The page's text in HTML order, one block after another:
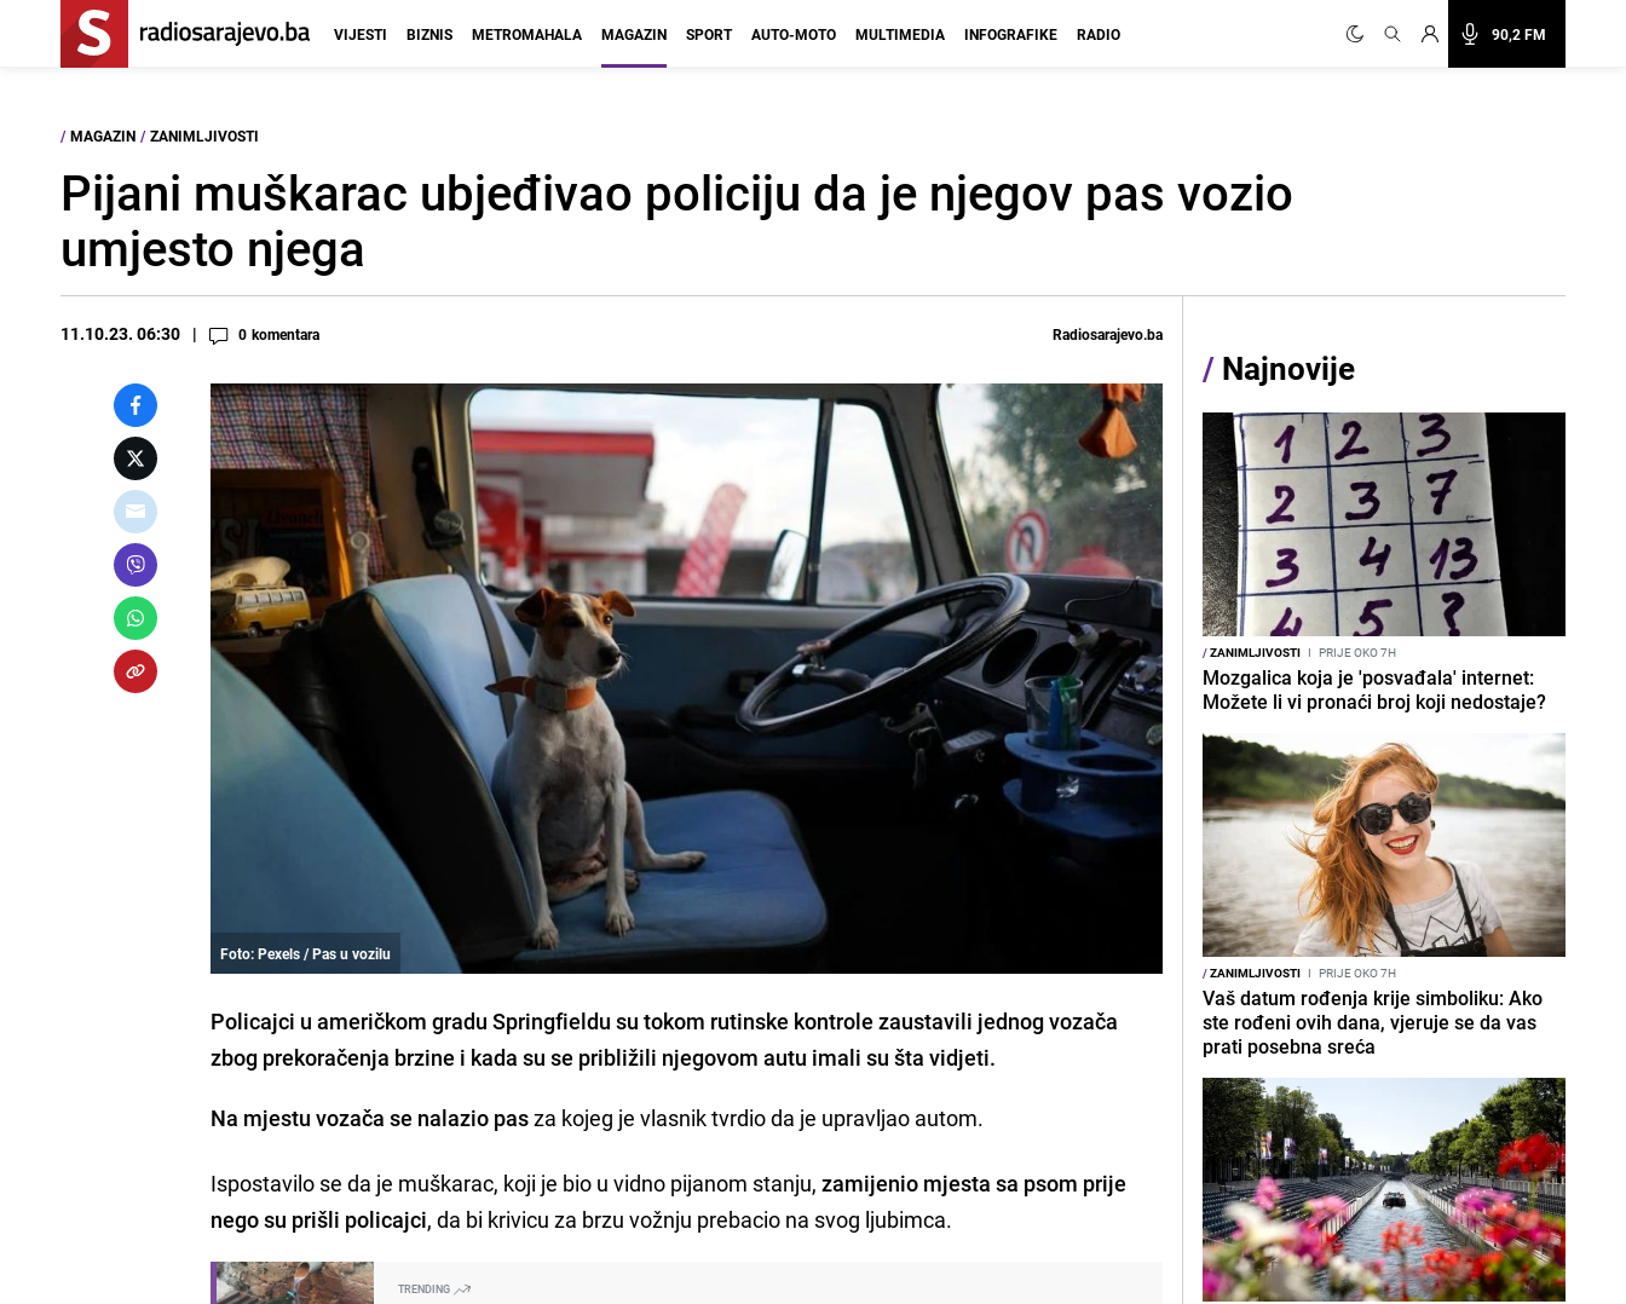
90,2 FM
VIJESTI BIZNIS METROMAHALA MAGAZIN SPORT AUTO-MOTO MULTIMEDIA INFOGRAFIKE RADIO
/ MAGAZIN / ZANIMLJIVOSTI
Pijani muškarac ubjeđivao policiju da je njegov pas vozio
umjesto njega
11.10.23. 06:30 0 komentara Radiosarajevo.ba
Foto: Pexels / Pas u vozilu
Policajci u američkom gradu Springfieldu su tokom rutinske kontrole zaustavili jednog vozača
zbog prekoračenja brzine i kada su se približili njegovom autu imali su šta vidjeti.
Na mjestu vozača se nalazio pasza kojeg je vlasnik tvrdio da je upravljao autom.
Ispostavilo se da je muškarac, koji je bio u vidno pijanom stanju, zamijenio mjesta sa psom prije
nego su prišli policajci, da bi krivicu za brzu vožnju prebacio na svog ljubimca.
TRENDING
/ Najnovije
/ZANIMLJIVOSTI I PRIJE OKO 7H
Mozgalica koja je 'posvađala' internet:
Možete li vi pronaći broj koji nedostaje?
/ZANIMLJIVOSTI I PRIJE OKO 7H
Vaš datum rođenja krije simboliku: Ako
ste rođeni ovih dana, vjeruje se da vas
prati posebna sreća